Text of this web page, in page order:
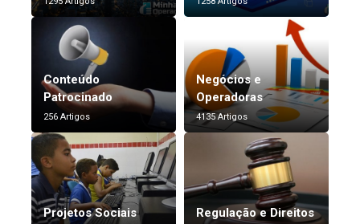
Conteúdo
Patrocinado
256 Artigos
Negócios e
Operadoras
4135 Artigos
Projetos Sociais Regulação e Direitos